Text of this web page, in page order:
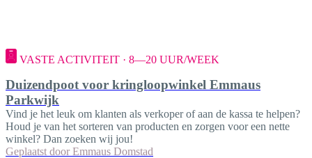
VASTE ACTIVITEIT · 8—20 UUR/WEEK
Duizendpoot voor kringloopwinkel Emmaus
Parkwijk
Vind je het leuk om klanten als verkoper of aan de kassa te helpen?
Houd je van het sorteren van producten en zorgen voor een nette
winkel? Dan zoeken wij jou!
Geplaatst door Emmaus Domstad